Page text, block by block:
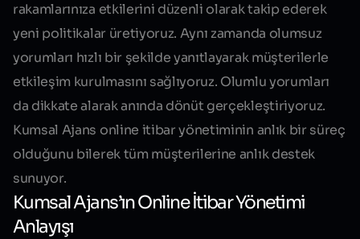
rakamlarınıza etkilerini düzenli olarak takip ederek
yeni politikalar üretiyoruz. Aynı zamanda olumsuz
yorumları hızlı bir şekilde yanıtlayarak müşterilerle
etkileşim kurulmasını sağlıyoruz. Olumlu yorumları
da dikkate alarak anında dönüt gerçekleştiriyoruz.
Kumsal Ajans online itibar yönetiminin anlık bir süreç
olduğunu bilerek tüm müşterilerine anlık destek
sunuyor.
Kumsal Ajans’ın Online İtibar Yönetimi
Anlayışı